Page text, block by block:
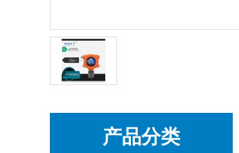
产品分类